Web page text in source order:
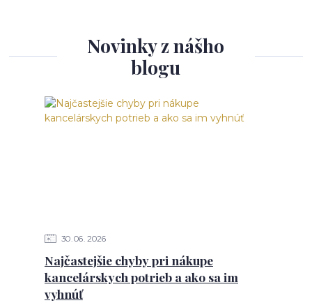
Novinky z nášho
blogu
30 06 2026
Najčastejšie chyby pri nákupe
kancelárskych potrieb a ako sa im
vyhnúť